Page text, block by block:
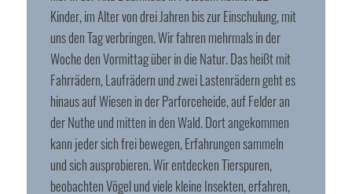
Kinder, im Alter von drei Jahren bis zur Einschulung, mit
uns den Tag verbringen. Wir fahren mehrmals in der
Woche den Vormittag über in die Natur. Das heißt mit
Fahrrädern, Laufrädern und zwei Lastenrädern geht es
hinaus auf Wiesen in der Parforceheide, auf Felder an
der Nuthe und mitten in den Wald. Dort angekommen
kann jeder sich frei bewegen, Erfahrungen sammeln
und sich ausprobieren. Wir entdecken Tierspuren,
beobachten Vögel und viele kleine Insekten, erfahren,